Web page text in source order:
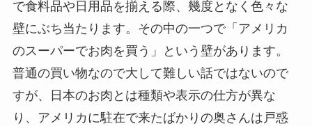
で食料品や日用品を揃える際、幾度となく色々な
壁にぶち当たります。その中の一つで「アメリカ
のスーパーでお肉を買う」という壁があります。
普通の買い物なので大して難しい話ではないので
すが、日本のお肉とは種類や表示の仕方が異な
り、アメリカに駐在で来たばかりの奥さんは戸惑